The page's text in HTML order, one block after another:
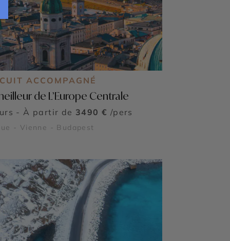
ACCOMPAGNÉ
de L’Europe Centrale
- À partir de 3490 € /pers
- Vienne - Budapest